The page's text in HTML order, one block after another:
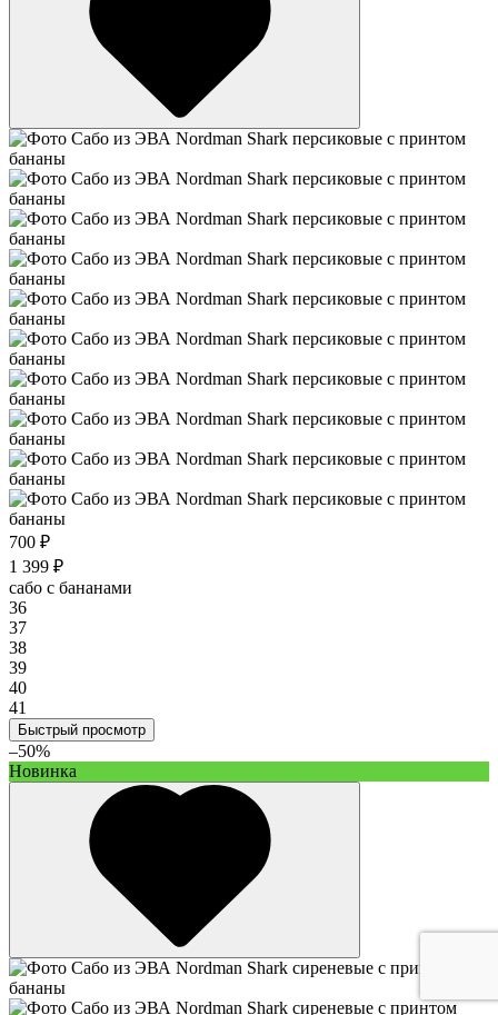
700 ₽
1 399 ₽
сабо с бананами
36
37
38
39
40
41
Быстрый просмотр
–50%
Новинка